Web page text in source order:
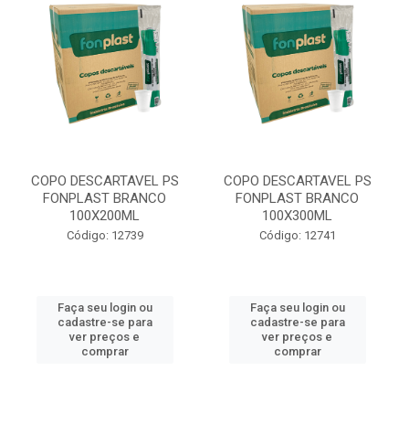
COPO DESCARTAVEL PS
FONPLAST BRANCO
100X200ML
Código: 12739
Faça seu login ou
cadastre-se para
ver preços e
comprar
COPO DESCARTAVEL PS
FONPLAST BRANCO
100X300ML
Código: 12741
Faça seu login ou
cadastre-se para
ver preços e
comprar